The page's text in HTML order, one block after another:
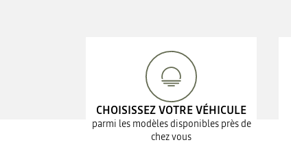
CHOISISSEZ VOTRE VÉHICULE
parmi les modèles disponibles près de
chez vous